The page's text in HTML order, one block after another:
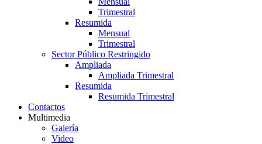
Trimestral
Resumida
Mensual
Trimestral
Sector Público Restringido
Ampliada
Ampliada Trimestral
Resumida
Resumida Trimestral
Contactos
Multimedia
Galería
Video